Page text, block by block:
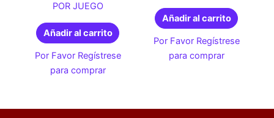
POR JUEGO
Añadir al carrito
Por Favor Regístrese
para comprar
Añadir al carrito
Por Favor Regístrese
para comprar